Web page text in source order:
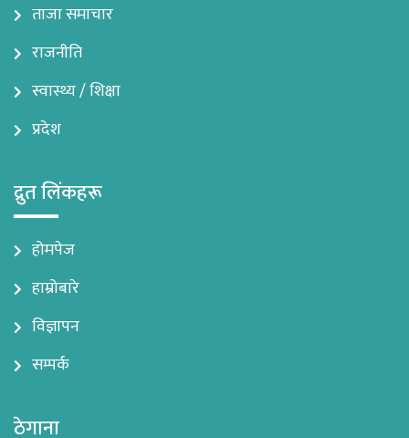
ताजा समाचार
राजनीति
स्वास्थ्य / शिक्षा
प्रदेश
द्रुत लिंकहरू
होमपेज
हाम्रोबारे
विज्ञापन
सम्पर्क
ठेगाना